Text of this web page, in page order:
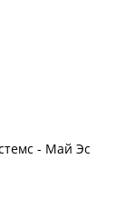
- Май Эс